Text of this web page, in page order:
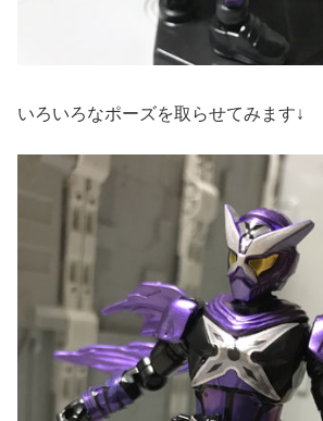
いろいろなポーズを取らせてみます↓